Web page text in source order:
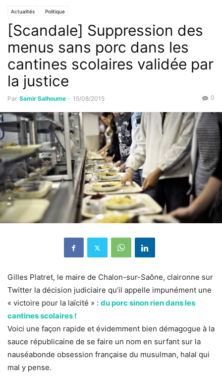
Actualités Politique
[Scandale] Suppression des
menus sans porc dans les
cantines scolaires validée par
la justice
Par Samir Salhoume - 15/08/2015 0
Gilles Platret, le maire de Chalon-sur-Saône, claironne sur
Twitter la décision judiciaire qu’il appelle impunément une
« victoire pour la laïcité » : du porc sinon rien dans les
cantines scolaires !
Voici une façon rapide et évidemment bien démagogue à la
sauce républicaine de se faire un nom en surfant sur la
nauséabonde obsession française du musulman, halal qui
mal y pense.